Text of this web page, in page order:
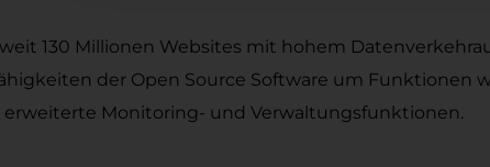
130 Millionen Websites mit hohem
der Open Source Software um Funktionen
erweiterte Monitoring- und Verwaltungsfunktionen.